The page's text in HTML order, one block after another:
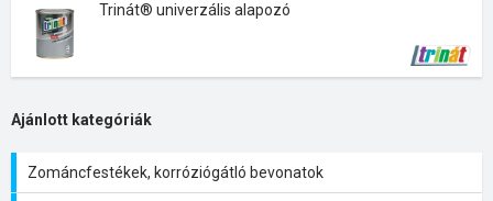
Trinát® univerzális alapozó
Ajánlott kategóriák
Zománcfestékek, korróziógátló bevonatok